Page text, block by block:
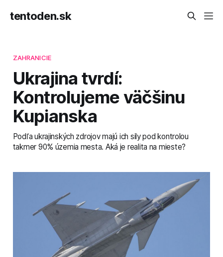
tentoden.sk
ZAHRANICIE
Ukrajina tvrdí:
Kontrolujeme väčšinu
Kupianska
Podľa ukrajinských zdrojov majú ich sily pod kontrolou
takmer 90% územia mesta. Aká je realita na mieste?